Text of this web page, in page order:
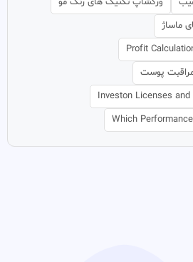
ماساژ
Profit
مراقبت پوست
Investon Licenses
Which